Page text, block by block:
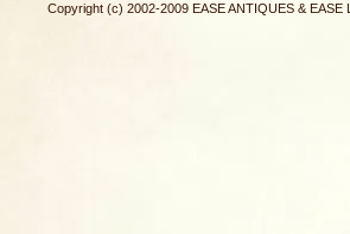
Copyright (c) 2002-2009 EASE ANTIQUES &